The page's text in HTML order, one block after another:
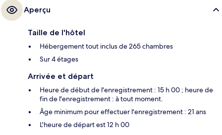
Aperçu
Taille de l'hôtel
Hébergement tout inclus de 265 chambres
Sur 4 étages
Arrivée et départ
Heure de début de l'enregistrement : 15 h 00 ; heure de
fin de l'enregistrement : à tout moment.
Âge minimum pour effectuer l'enregistrement : 21 ans
L'heure de départ est 12 h 00